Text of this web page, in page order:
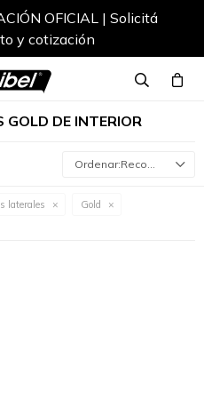
OFICIAL | Solicitá
y cotización
GOLD DE INTERIOR
Recomendados
laterales Gold